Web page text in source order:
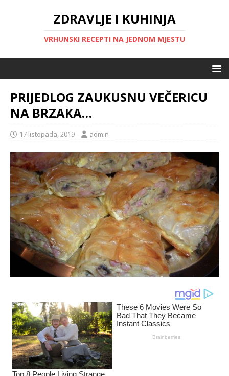
ZDRAVLJE I KUHINJA
VRHUNSKI RECEPTI NA JEDNOM MJESTU
PRIJEDLOG ZAUKUSNU VEČERICU
NA BRZAKA…
17 listopada, 2019 admin